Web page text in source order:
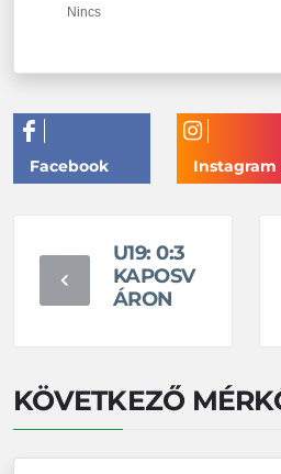
Nincs
U19: 0:3
KAPOSV
ÁRON
KÖVETKEZŐ